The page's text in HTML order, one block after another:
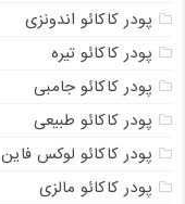
پودر کاکائو اندونزی
پودر کاکائو تیره
پودر کاکائو جامبی
پودر کاکائو طبیعی
پودر کاکائو لوکس فاین
پودر کاکائو مالزی